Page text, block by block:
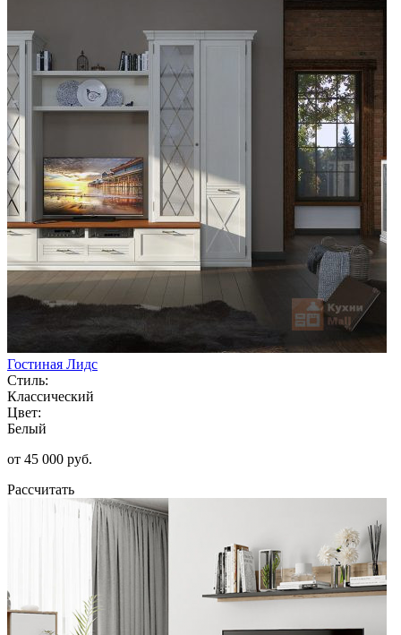
Гостиная Лидс
Стиль:
Классический
Цвет:
Белый
от 45 000 руб.
Рассчитать